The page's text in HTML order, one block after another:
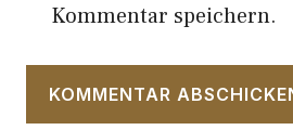
Kommentar speichern.